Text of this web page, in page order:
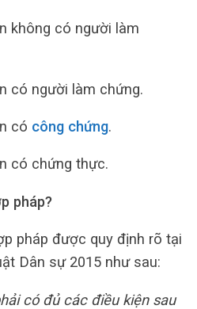
không có người làm
có người làm chứng.
có công chứng.
có chứng thực.
pháp?
pháp được quy định rõ tại
Dân sự 2015 như sau:
có đủ các điều kiện sau